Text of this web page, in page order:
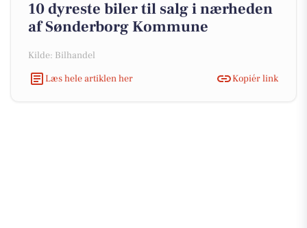
10 dyreste biler til salg i nærheden
af Sønderborg Kommune
Kilde: Bilhandel
Læs hele artiklen her
Kopiér link